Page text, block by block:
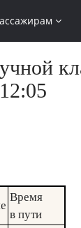
Время
в пути